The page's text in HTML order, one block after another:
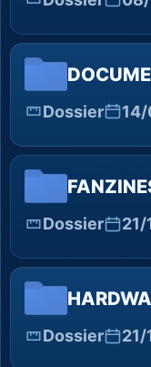
Dossier
Dossier 21/
Dossier 21/